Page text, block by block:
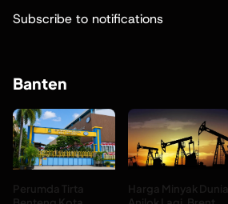
Subscribe to notifications
Banten
Perumda Tirta
Harga Minyak Dunia